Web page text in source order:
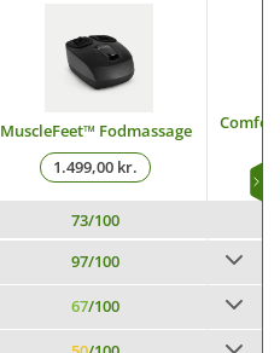
MuscleFeet™ Fodmassage
1.499,00 kr.
73/100
97/100
67/100